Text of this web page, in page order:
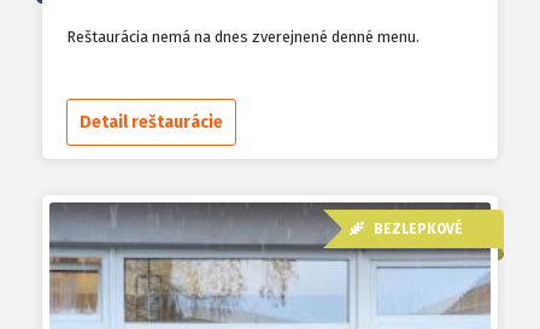
Reštaurácia nemá na dnes zverejnené denné menu.
Detail reštaurácie
BEZLEPKOVÉ